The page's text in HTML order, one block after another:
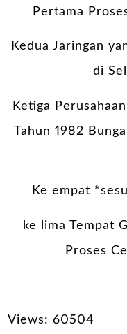
Pertama
Kedua Jaringan
di
Ketiga
Tahun 1982
Ke empat
ke lima Tempat
Proses
Views: 60504